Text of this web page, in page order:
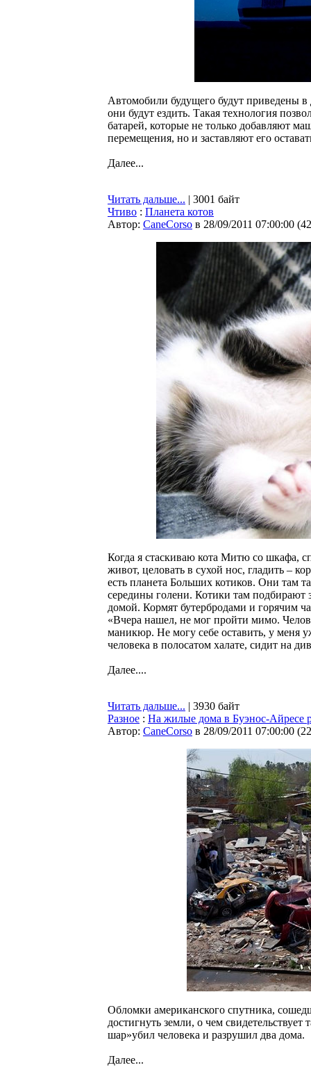
Автомобили будущего будут приведены
они будут ездить. Такая технология
батарей, которые не только добавляют
перемещения, но и заставляют его
Далее...
Читать дальше... | 3001 байт
Чтиво : Планета котов
Автор: CaneCorso в 28/09/2011 07:00:00 (
Когда я стаскиваю кота Митю со шкафа,
живот, целовать в сухой нос, гладить –
есть планета Больших котиков. Они там
середины голени. Котики там подбирают
домой. Кормят бутербродами и горячим
«Вчера нашел, не мог пройти мимо.
маникюр. Не могу себе оставить, у меня
человека в полосатом халате, сидит на
Далее....
Читать дальше... | 3930 байт
Разное : На жилые дома в Буэнос-Айресе
Автор: CaneCorso в 28/09/2011 07:00:00 (
Обломки американского спутника,
достигнуть земли, о чем
шар»убил человека и разрушил два дома.
Далее...